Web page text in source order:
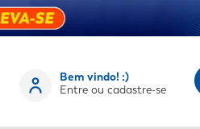
Bem vindo! :)
Entre ou cadastre-se